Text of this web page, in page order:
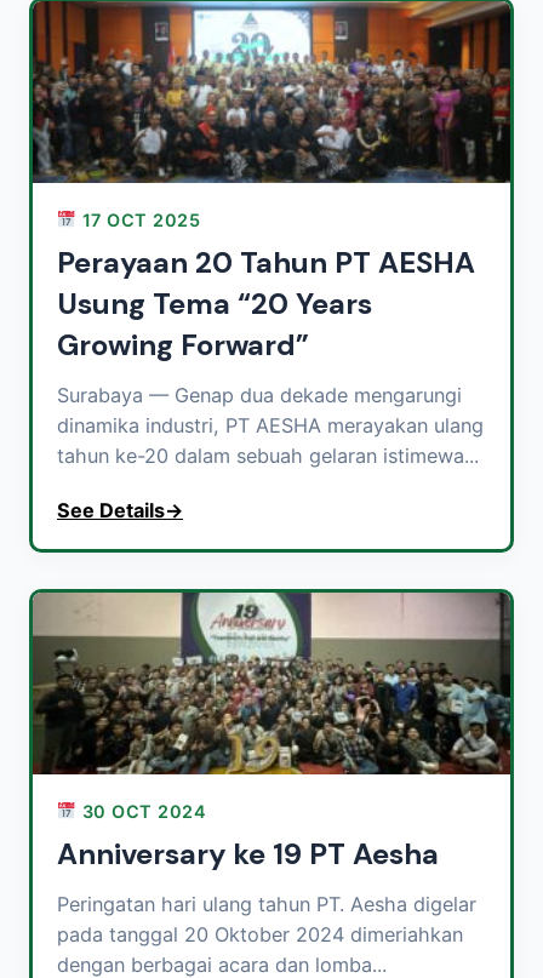
17 OCT 2025
Perayaan 20 Tahun PT AESHA
Usung Tema “20 Years
Growing Forward”
Surabaya — Genap dua dekade mengarungi
dinamika industri, PT AESHA merayakan ulang
tahun ke-20 dalam sebuah gelaran istimewa...
See Details→
30 OCT 2024
Anniversary ke 19 PT Aesha
Peringatan hari ulang tahun PT. Aesha digelar
pada tanggal 20 Oktober 2024 dimeriahkan
dengan berbagai acara dan lomba...